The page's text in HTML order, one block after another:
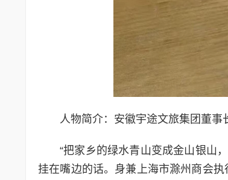
人物简介：安徽宇途文旅集团董事
“把家乡的绿水青山变成金山银山
挂在嘴边的话。身兼上海市滁州商会